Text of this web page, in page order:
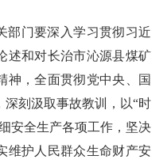
部门要深入学习贯彻习近
述和对长治市沁源县煤矿
神，全面贯彻党中央、国
刻汲取事故教训，以“时
安全生产各项工作，坚决
维护人民群众生命财产安